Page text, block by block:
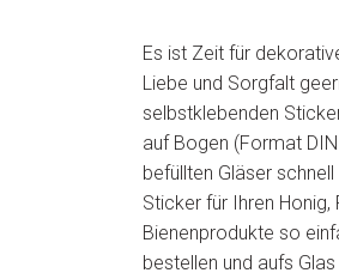
Es ist Zeit für
Liebe und Sorgfalt
selbstklebenden
auf Bogen (Format
befüllten Gläser
Sticker für Ihren
Bienenprodukte so
bestellen und aufs